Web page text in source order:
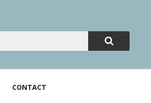
CONTACT